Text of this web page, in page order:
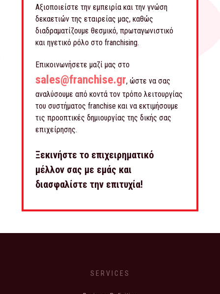
Αξιοποιείστε την εμπειρία και την γνώση
δεκαετιών της εταιρείας μας, καθώς
διαδραματίζουμε θεσμικό, πρωταγωνιστικό
και ηγετικό ρόλο στο franchising.
Επικοινωνήσετε μαζί μας στο
sales@franchise.gr, ώστε να σας
αναλύσουμε από κοντά τον τρόπο λειτουργίας
του συστήματος franchise και να εκτιμήσουμε
τις προοπτικές δημιουργίας της δικής σας
επιχείρησης.
Ξεκινήστε το επιχειρηματικό
μέλλον σας με εμάς και
διασφαλίστε την επιτυχία!
SERVICES